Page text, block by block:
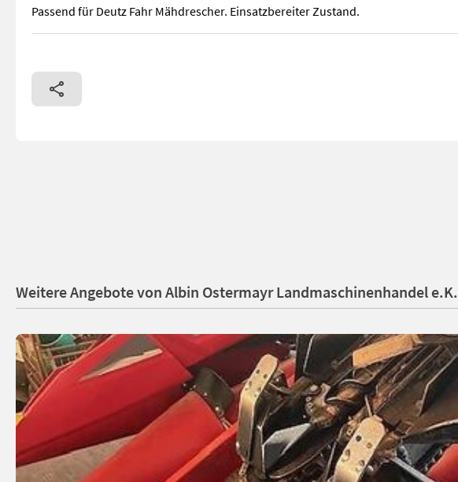
Passend für Deutz Fahr Mähdrescher. Einsatzbereiter Zustand.
Passend für Deutz Fahr Mähdrescher. Einsatzbereiter Zustand.
Weitere Angebote von Albin Ostermayr Landmaschinenhandel e.K.